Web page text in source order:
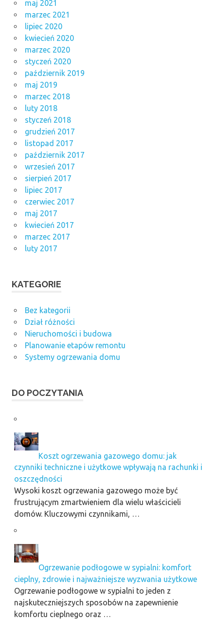
maj 2021
marzec 2021
lipiec 2020
kwiecień 2020
marzec 2020
styczeń 2020
październik 2019
maj 2019
marzec 2018
luty 2018
styczeń 2018
grudzień 2017
listopad 2017
październik 2017
wrzesień 2017
sierpień 2017
lipiec 2017
czerwiec 2017
maj 2017
kwiecień 2017
marzec 2017
luty 2017
KATEGORIE
Bez kategorii
Dział różności
Nieruchomości i budowa
Planowanie etapów remontu
Systemy ogrzewania domu
DO POCZYTANIA
Koszt ogrzewania gazowego domu: jak
czynniki techniczne i użytkowe wpływają na rachunki i
oszczędności
Wysoki koszt ogrzewania gazowego może być
frustrującym zmartwieniem dla wielu właścicieli
domów. Kluczowymi czynnikami, …
Ogrzewanie podłogowe w sypialni: komfort
cieplny, zdrowie i najważniejsze wyzwania użytkowe
Ogrzewanie podłogowe w sypialni to jeden z
najskuteczniejszych sposobów na zapewnienie
komfortu cieplnego oraz …